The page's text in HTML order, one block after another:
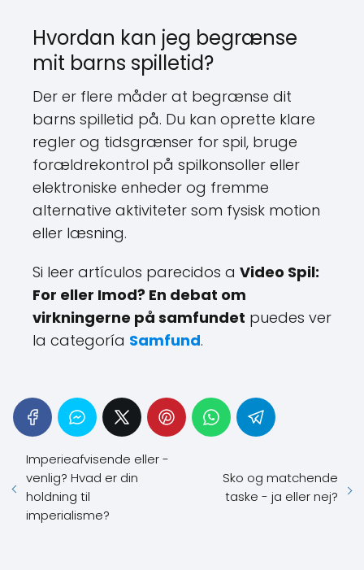
Hvordan kan jeg begrænse
mit barns spilletid?
Der er flere måder at begrænse dit
barns spilletid på. Du kan oprette klare
regler og tidsgrænser for spil, bruge
forældrekontrol på spilkonsoller eller
elektroniske enheder og fremme
alternative aktiviteter som fysisk motion
eller læsning.
Si leer artículos parecidos a Video Spil:
For eller Imod? En debat om
virkningerne på samfundet puedes ver
la categoría Samfund.
Imperieafvisende eller -
venlig? Hvad er din
holdning til
imperialisme?
Sko og matchende
taske - ja eller nej?